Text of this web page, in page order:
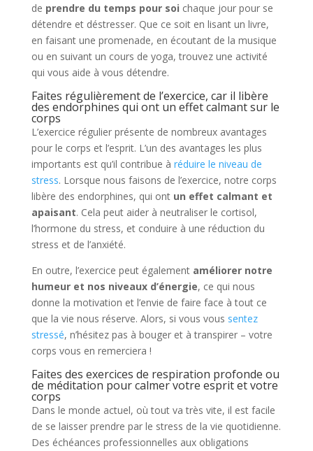
de prendre du temps pour soi chaque jour pour se
détendre et déstresser. Que ce soit en lisant un livre,
en faisant une promenade, en écoutant de la musique
ou en suivant un cours de yoga, trouvez une activité
qui vous aide à vous détendre.
Faites régulièrement de l’exercice, car il libère
des endorphines qui ont un effet calmant sur le
corps
L’exercice régulier présente de nombreux avantages
pour le corps et l’esprit. L’un des avantages les plus
importants est qu’il contribue à réduire le niveau de
stress. Lorsque nous faisons de l’exercice, notre corps
libère des endorphines, qui ont un effet calmant et
apaisant. Cela peut aider à neutraliser le cortisol,
l’hormone du stress, et conduire à une réduction du
stress et de l’anxiété.
En outre, l’exercice peut également améliorer notre
humeur et nos niveaux d’énergie, ce qui nous
donne la motivation et l’envie de faire face à tout ce
que la vie nous réserve. Alors, si vous vous sentez
stressé, n’hésitez pas à bouger et à transpirer – votre
corps vous en remerciera !
Faites des exercices de respiration profonde ou
de méditation pour calmer votre esprit et votre
corps
Dans le monde actuel, où tout va très vite, il est facile
de se laisser prendre par le stress de la vie quotidienne.
Des échéances professionnelles aux obligations